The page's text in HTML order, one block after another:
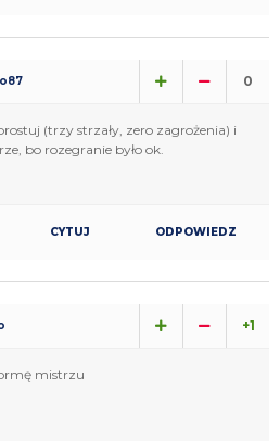
0
(trzy strzały, zero zagrożenia) i
bo rozegranie było ok.
CYTUJ ODPOWIEDZ
+1
mistrzu